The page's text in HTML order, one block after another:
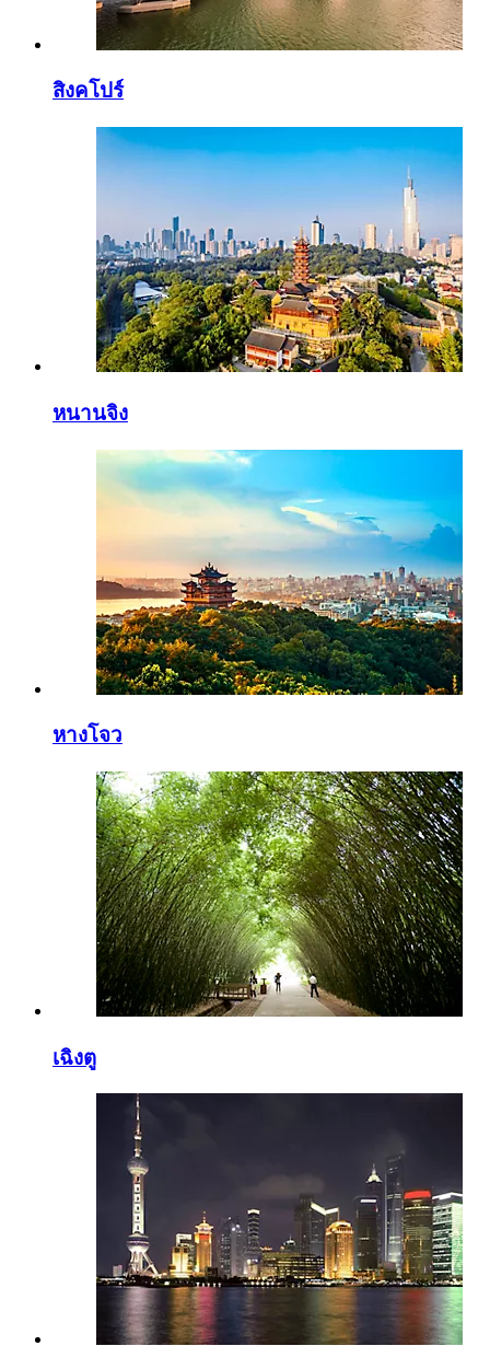
สิงคโปร์
หนานจิง
หางโจว
เฉิงตู